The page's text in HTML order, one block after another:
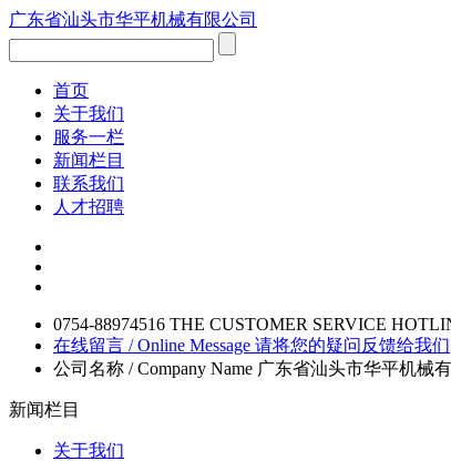
广东省汕头市华平机械有限公司
首页
关于我们
服务一栏
新闻栏目
联系我们
人才招聘
0754-88974516 THE CUSTOMER SERVICE
在线留言 / Online Message 请将您的疑问反馈给我们
公司名称 / Company Name 广东省汕头市华平机械
新闻栏目
关于我们